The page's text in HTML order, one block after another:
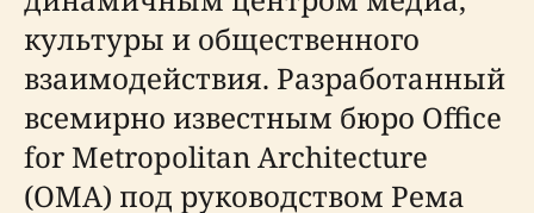
культуры и общественного
взаимодействия. Разработанный
всемирно известным бюро Office
for Metropolitan Architecture
(OMA) под руководством Рема